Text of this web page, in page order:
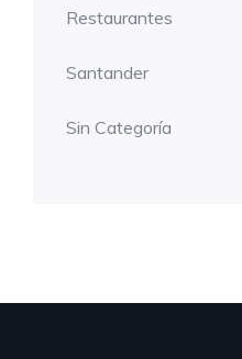
Restaurantes
Santander
Sin Categoría